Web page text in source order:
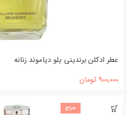
عطر ادکلن برندینی یلو دیاموند زنانه
900,000 تومان
حراج